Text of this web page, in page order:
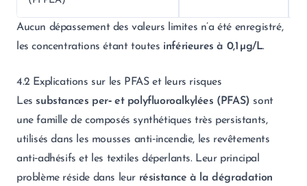
Aucun dépassement des valeurs limites n’a été enregistré,
les concentrations étant toutes inférieures à 0,1 µg/L.
4.2 Explications sur les PFAS et leurs risques
Les substances per‑ et polyfluoroalkylées (PFAS) sont
une famille de composés synthétiques très persistants,
utilisés dans les mousses anti‑incendie, les revêtements
anti‑adhésifs et les textiles déperlants. Leur principal
problème réside dans leur résistance à la dégradation